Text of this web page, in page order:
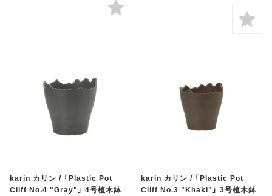
karin カリン / 「Plastic Pot
Cliff No.4 "Gray"」 4号植木鉢
karin カリン / 「Plastic Pot
Cliff No.3 "Khaki"」 3号植木鉢